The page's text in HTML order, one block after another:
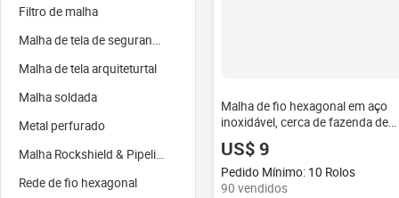
Filtro de malha
Malha de tela arquiteturtal
Malha soldada
Metal perfurado
Rede de fio hexagonal
Malha de fio hexagonal em aço
inoxidável, cerca de fazenda de
US$ 9
Pedido Mínimo: 10 Rolos
90 vendidos